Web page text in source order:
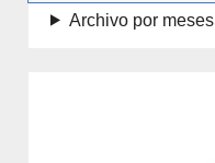
Archivo por meses